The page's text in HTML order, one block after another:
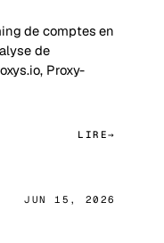
de comptes en
de
Proxy-
LIRE
JUN 15, 2026